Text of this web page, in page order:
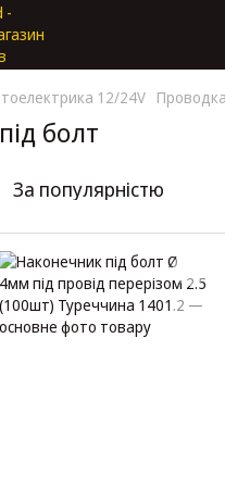
12/24V
болт
За популярністю